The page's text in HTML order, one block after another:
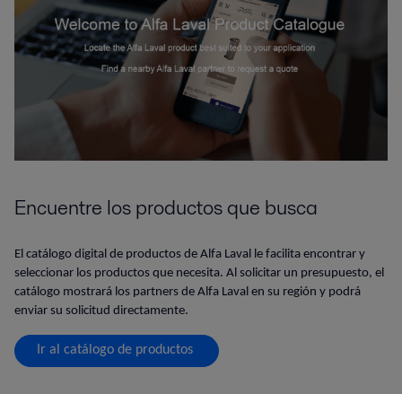
Encuentre los productos que busca
El catálogo digital de productos de Alfa Laval le facilita encontrar y
seleccionar los productos que necesita. Al solicitar un presupuesto, el
catálogo mostrará los partners de Alfa Laval en su región y podrá
enviar su solicitud directamente.
Ir al catálogo de productos